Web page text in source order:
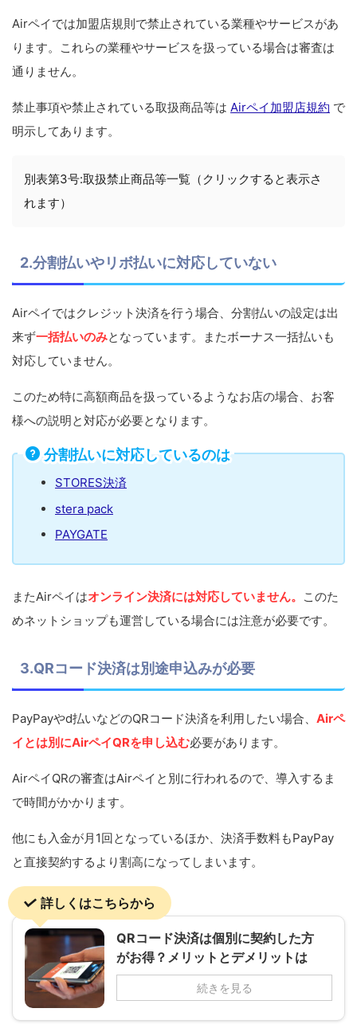
Airペイでは加盟店規則で禁止されている業種やサービスがあ
ります。これらの業種やサービスを扱っている場合は審査は
通りません。
禁止事項や禁止されている取扱商品等は Airペイ加盟店規約 で
明示してあります。
別表第3号:取扱禁止商品等一覧（クリックすると表示さ
れます）
2.分割払いやリボ払いに対応していない
Airペイではクレジット決済を行う場合、分割払いの設定は出
来ず一括払いのみとなっています。またボーナス一括払いも
対応していません。
このため特に高額商品を扱っているようなお店の場合、お客
様への説明と対応が必要となります。
分割払いに対応しているのは
STORES決済
stera pack
PAYGATE
またAirペイはオンライン決済には対応していません。 このた
めネットショップも運営している場合には注意が必要です。
3.QRコード決済は別途申込みが必要
PayPayやd払いなどのQRコード決済を利用したい場合、 Airペ
イとは別にAirペイQRを申し込む必要があります。
AirペイQRの審査はAirペイと別に行われるので、導入するま
で時間がかかります。
他にも入金が月1回となっているほか、決済手数料もPayPay
と直接契約するより割高になってしまいます。
詳しくはこちらから
QRコード決済は個別に契約した方
がお得？メリットとデメリットは
続きを見る